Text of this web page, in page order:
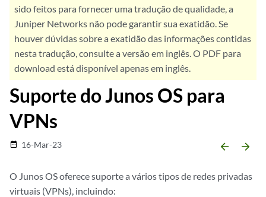
sido feitos para fornecer uma tradução de qualidade, a
Juniper Networks não pode garantir sua exatidão. Se
houver dúvidas sobre a exatidão das informações contidas
nesta tradução, consulte a versão em inglês. O PDF para
download está disponível apenas em inglês.
Suporte do Junos OS para
VPNs
date_range 16-Mar-23 arrow_backward arrow_forward
O Junos OS oferece suporte a vários tipos de redes privadas
virtuais (VPNs), incluindo: